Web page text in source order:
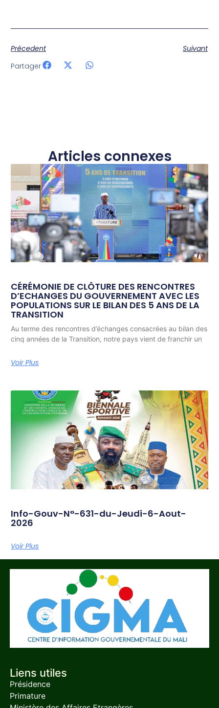
Précedent
Suivant
Partager
Articles connexes
CÉRÉMONIE DE CLÔTURE DES RENCONTRES
D’ECHANGES DU GOUVERNEMENT AVEC LES
POPULATIONS SUR LE BILAN DES 5 ANS DE LA
TRANSITION
Au terme des rencontres d’échanges consacrées au bilan des
cinq années de la Transition, notre pays vient de franchir un
Voir Plus
Info-Gouv-N°-631-du-Jeudi-6-Aout-
2026
Voir Plus
Liens utiles
Présidence
Primature